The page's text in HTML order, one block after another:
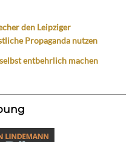
den Leipziger
Propaganda nutzen
entbehrlich machen